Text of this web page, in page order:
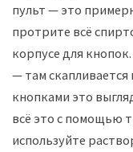
пульт — это
протрите всё
корпусе для
— там скапливается
кнопками это
всё это с помощью
используйте